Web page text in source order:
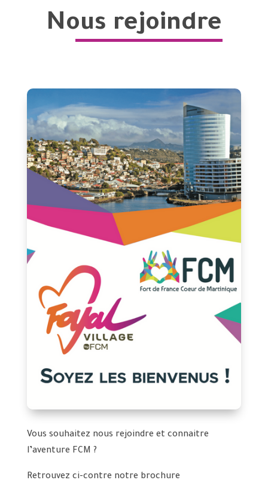
Nous rejoindre
Vous souhaitez nous rejoindre et connaitre
l’aventure FCM ?
Retrouvez ci-contre notre brochure